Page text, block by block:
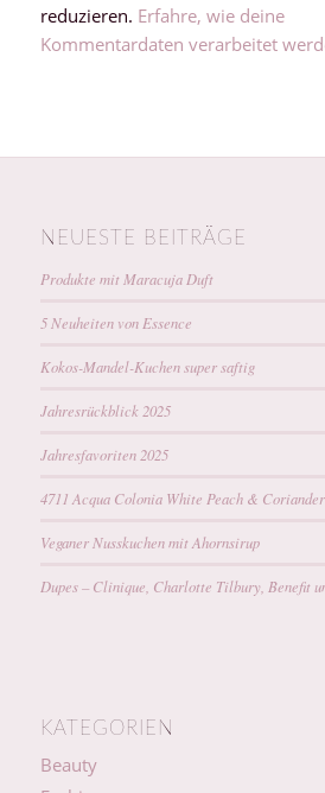
reduzieren. Erfahre, wie deine
Kommentardaten verarbeitet
NEUESTE BEITRÄGE
Produkte mit Maracuja Duft
5 Neuheiten von Essence
Kokos-Mandel-Kuchen super saftig
Jahresrückblick 2025
Jahresfavoriten 2025
4711 Acqua Colonia White Peach & Coriander
Veganer Nusskuchen mit Ahornsirup
Dupes – Clinique, Charlotte Tilbury, Benefit
KATEGORIEN
Beauty